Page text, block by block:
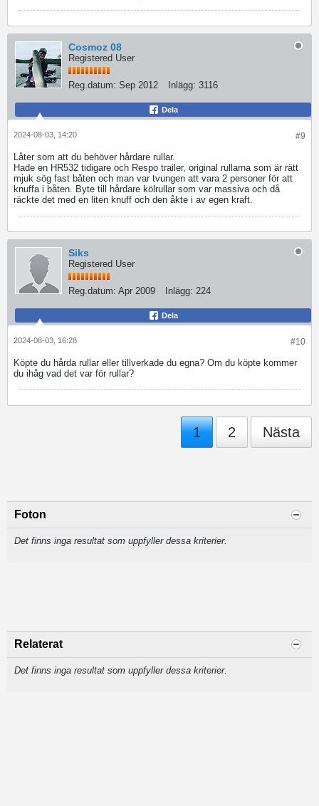
Cosmoz 08
Registered User
Reg.datum: Sep 2012 Inlägg: 3116
Dela
#9
2024-08-03, 14:20
Låter som att du behöver hårdare rullar.
Hade en HR532 tidigare och Respo trailer, original rullarna som är rätt
mjuk sög fast båten och man var tvungen att vara 2 personer för att
knuffa i båten. Byte till hårdare kölrullar som var massiva och då
räckte det med en liten knuff och den åkte i av egen kraft.
Siks
Registered User
Reg.datum: Apr 2009 Inlägg: 224
Dela
#10
2024-08-03, 16:28
Köpte du hårda rullar eller tillverkade du egna? Om du köpte kommer
du ihåg vad det var för rullar?
1 2 Nästa
Foton
Det finns inga resultat som uppfyller dessa kriterier.
Relaterat
Det finns inga resultat som uppfyller dessa kriterier.